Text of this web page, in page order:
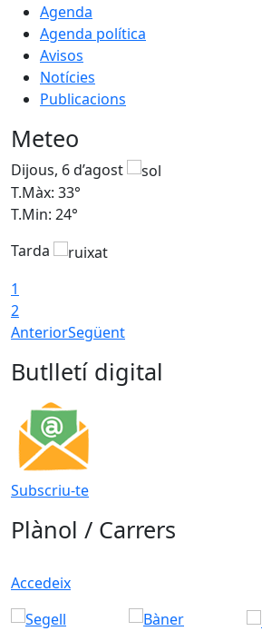
Agenda
Agenda política
Avisos
Notícies
Publicacions
Meteo
Dijous, 6 d’agost
T.Màx: 33°
T.Min: 24°
Tarda
1
2
AnteriorSegüent
Butlletí digital
Subscriu-te
Plànol / Carrers
Accedeix